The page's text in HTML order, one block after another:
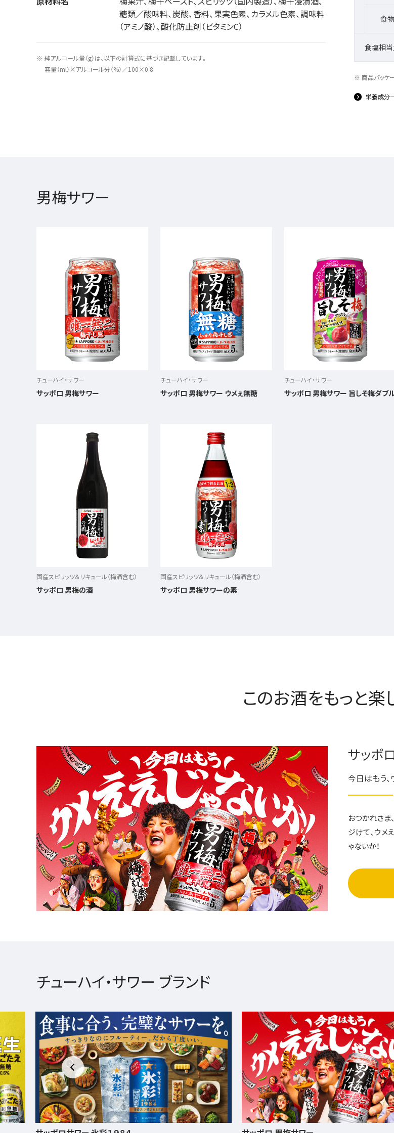
糖類／酸味料、炭酸、香料、果実色素、カラメル色素、調味料
（アミノ酸）、酸化防止剤（ビタミンC）
純アルコール量（g）は、以下の計算式に基づき記載しています。
容量（ml）×アルコール分（%）／100×0.8
食
食塩相
商品パッケ
栄養成分
男梅サワー
チューハイ・サワー
サッポロ 男梅サワー
チューハイ・サワー
サッポロ 男梅サワー ウメぇ無糖
チューハイ・サワー
サッポロ 男梅サワー 旨しそ梅ダブ
国産スピリッツ＆リキュール（梅酒含む）
サッポロ 男梅の酒
国産スピリッツ＆リキュール（梅酒含む）
サッポロ 男梅サワーの素
このお酒をもっと楽
サッポ
今日はもう、
おつかれさま
ジけて、ウメ
ゃないか！
チューハイ・サワー ブランド